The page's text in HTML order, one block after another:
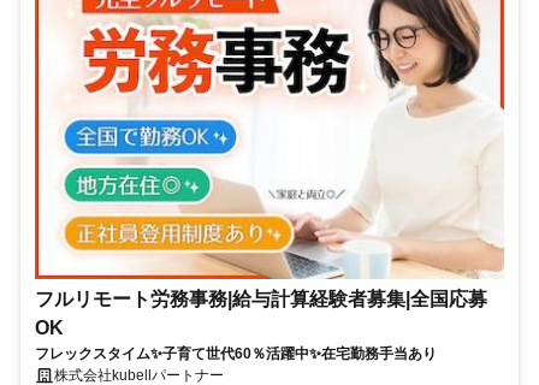
フルリモート労務事務|給与計算経験者募集|全国応募
OK
フレックスタイム✨子育て世代60％活躍中✨在宅勤務手当あり
株式会社kubellパートナー